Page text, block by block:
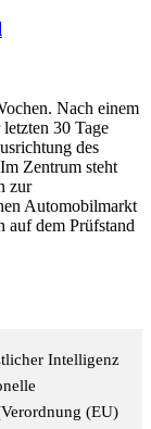
Nach einem
30 Tage
des
Zentrum steht
zur
Automobilmarkt
auf dem Prüfstand
Intelligenz
(EU)